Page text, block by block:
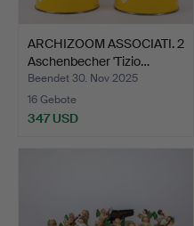
ARCHIZOOM ASSOCIATI. 2
Aschenbecher 'Tizio…
Beendet 30. Nov 2025
16 Gebote
347 USD